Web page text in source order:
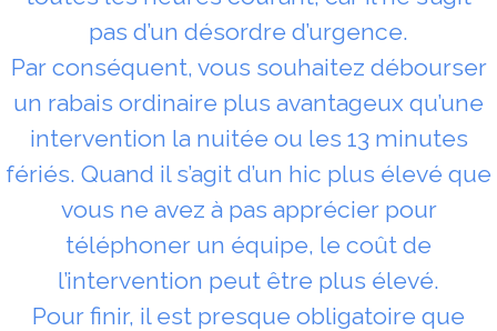
pas d’un désordre d’urgence.
Par conséquent, vous souhaitez débourser
un rabais ordinaire plus avantageux qu’une
intervention la nuitée ou les 13 minutes
fériés. Quand il s’agit d’un hic plus élevé que
vous ne avez à pas apprécier pour
téléphoner un équipe, le coût de
l’intervention peut être plus élevé.
Pour finir, il est presque obligatoire que